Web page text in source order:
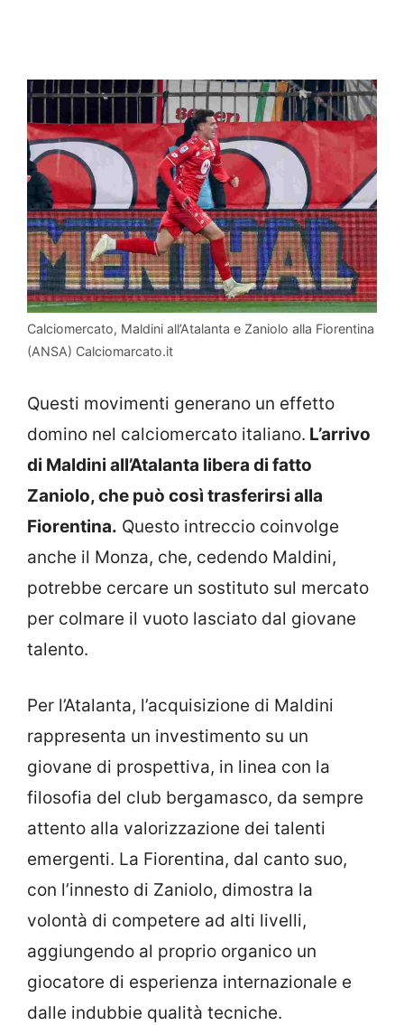
Calciomercato, Maldini all’Atalanta e Zaniolo alla Fiorentina
(ANSA) Calciomarcato.it
Questi movimenti generano un effetto
domino nel calciomercato italiano. L’arrivo
di Maldini all’Atalanta libera di fatto
Zaniolo, che può così trasferirsi alla
Fiorentina. Questo intreccio coinvolge
anche il Monza, che, cedendo Maldini,
potrebbe cercare un sostituto sul mercato
per colmare il vuoto lasciato dal giovane
talento.
Per l’Atalanta, l’acquisizione di Maldini
rappresenta un investimento su un
giovane di prospettiva, in linea con la
filosofia del club bergamasco, da sempre
attento alla valorizzazione dei talenti
emergenti. La Fiorentina, dal canto suo,
con l’innesto di Zaniolo, dimostra la
volontà di competere ad alti livelli,
aggiungendo al proprio organico un
giocatore di esperienza internazionale e
dalle indubbie qualità tecniche.